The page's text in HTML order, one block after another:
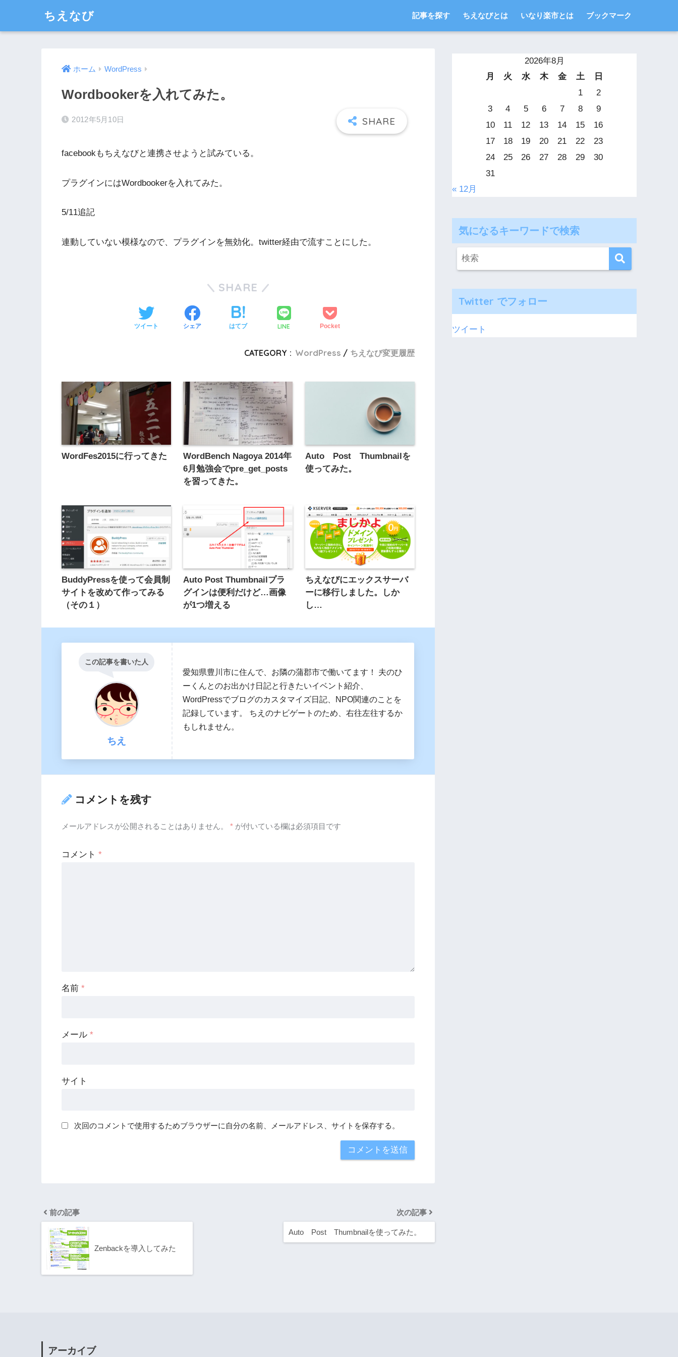
ちえなび 記事を探す ちえなびとは いなり楽市とは ブックマーク
ホーム WordPress
Wordbookerを入れてみた。
2012年5月10日
facebookもちえなびと連携させようと試みている。
プラグインにはWordbookerを入れてみた。
5/11追記
連動していない模様なので、プラグインを無効化。twitter経由で流すことにした。
SHARE
ツイート シェア はてブ LINE Pocket
CATEGORY : WordPress ちえなび変更履歴
WordFes2015に行ってきた
WordBench Nagoya 2014年
6月勉強会でpre_get_posts
を習ってきた。
Auto Post Thumbnailを
使ってみた。
BuddyPressを使って会員制
サイトを改めて作ってみる
（その１）
Auto Post Thumbnailプラ
グインは便利だけど…画像
が1つ増える
ちえなびにエックスサーバ
ーに移行しました。しか
し…
この記事を書いた人
ちえ
愛知県豊川市に住んで、お隣の蒲郡市で働いてます！ 夫のひ
ーくんとのお出かけ日記と行きたいイベント紹介、
WordPressでブログのカスタマイズ日記、NPO関連のことを
記録しています。 ちえのナビゲートのため、右往左往するか
もしれません。
コメントを残す
メールアドレスが公開されることはありません。 * が付いている欄は必須項目です
コメント *
名前 *
メール *
サイト
次回のコメントで使用するためブラウザーに自分の名前、メールアドレス、サイトを保存する。
前の記事
Zenbackを導入してみた
次の記事
Auto Post Thumbnailを使ってみた。
2026年8月
月
火 水 木 金 土
日
1
2
3
4 5 6 7 8
9
10
11 12 13 14 15
16
17
18 19 20 21 22
23
24
25 26 27 28 29
30
31
« 12月
気になるキーワードで検索
Twitter でフォロー
ツイート
アーカイブ